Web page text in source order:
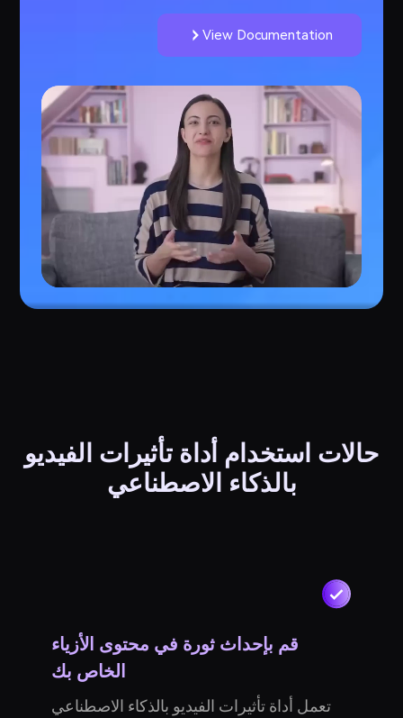
View Documentation
حالات استخدام أداة تأثيرات الفيديو
بالذكاء الاصطناعي
قم بإحداث ثورة في محتوى الأزياء
الخاص بك
تعمل أداة تأثيرات الفيديو بالذكاء الاصطناعي